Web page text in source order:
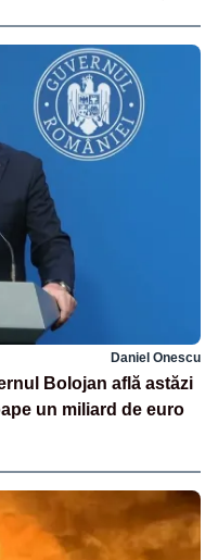
Daniel Onescu
Bolojan află astăzi
un miliard de euro